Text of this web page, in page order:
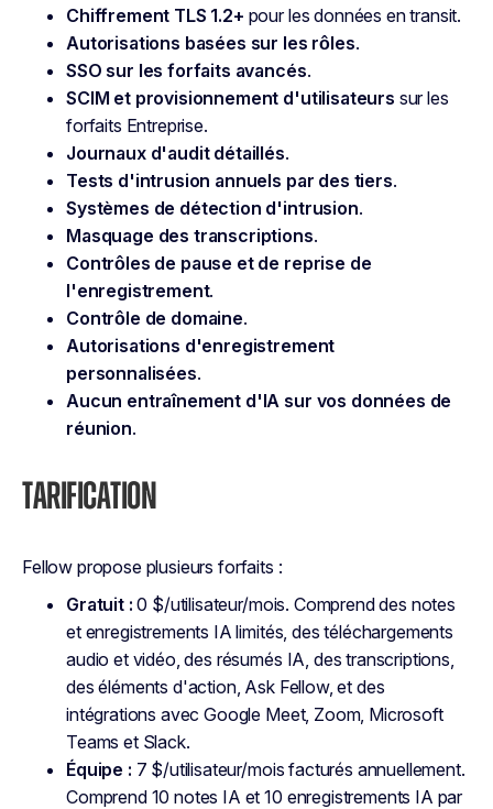
Chiffrement TLS 1.2+ pour les données en transit.
Autorisations basées sur les rôles.
SSO sur les forfaits avancés.
SCIM et provisionnement d'utilisateurs sur les
forfaits Entreprise.
Journaux d'audit détaillés.
Tests d'intrusion annuels par des tiers.
Systèmes de détection d'intrusion.
Masquage des transcriptions.
Contrôles de pause et de reprise de
l'enregistrement.
Contrôle de domaine.
Autorisations d'enregistrement
personnalisées.
Aucun entraînement d'IA sur vos données de
réunion.
TARIFICATION
Fellow propose plusieurs forfaits :
Gratuit : 0 $/utilisateur/mois. Comprend des notes
et enregistrements IA limités, des téléchargements
audio et vidéo, des résumés IA, des transcriptions,
des éléments d'action, Ask Fellow, et des
intégrations avec Google Meet, Zoom, Microsoft
Teams et Slack.
Équipe : 7 $/utilisateur/mois facturés annuellement.
Comprend 10 notes IA et 10 enregistrements IA par